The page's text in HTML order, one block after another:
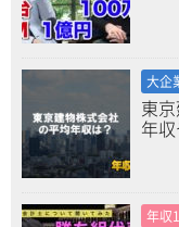
大企
東
年
年収